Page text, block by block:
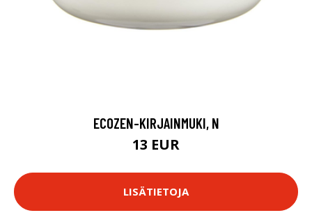
ECOZEN-KIRJAINMUKI, N
13 EUR
LISÄTIETOJA